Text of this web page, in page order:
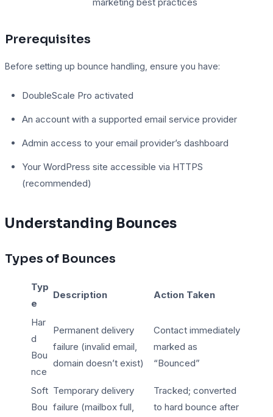
marketing best practices
Prerequisites
Before setting up bounce handling, ensure you have:
DoubleScale Pro activated
An account with a supported email service provider
Admin access to your email provider’s dashboard
Your WordPress site accessible via HTTPS
(recommended)
Understanding Bounces
Types of Bounces
Typ
e
Description Action Taken
Har
d
Bou
nce
Permanent delivery
failure (invalid email,
domain doesn’t exist)
Contact immediately
marked as
“Bounced”
Soft
Bou
Temporary delivery
failure (mailbox full,
Tracked; converted
to hard bounce after